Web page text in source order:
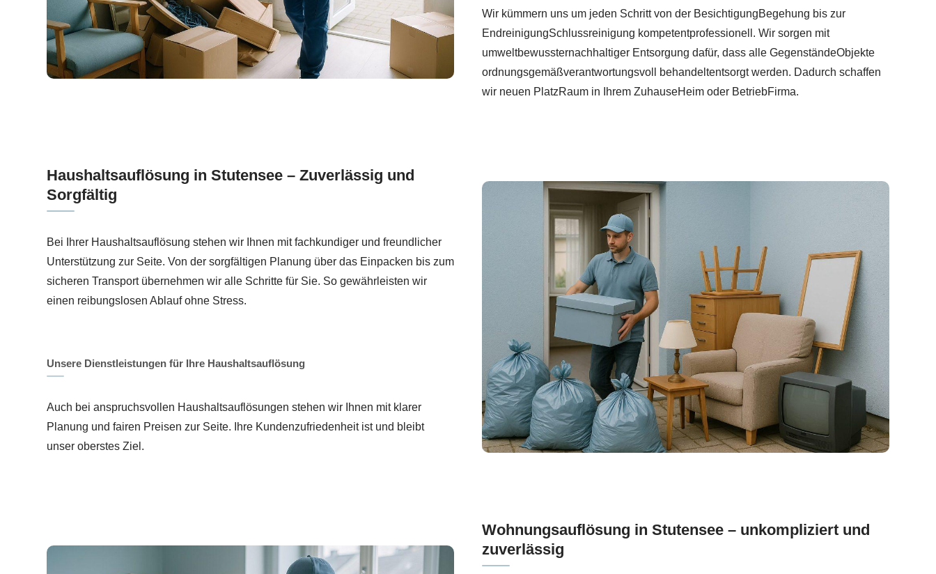
Wir kümmern uns um jeden Schritt von der BesichtigungBegehung bis zur
EndreinigungSchlussreinigung kompetentprofessionell. Wir sorgen mit
umweltbewussternachhaltiger Entsorgung dafür, dass alle GegenständeObjekte
ordnungsgemäßverantwortungsvoll behandeltentsorgt werden. Dadurch schaffen
wir neuen PlatzRaum in Ihrem ZuhauseHeim oder BetriebFirma.
Haushaltsauflösung in Stutensee – Zuverlässig und
Sorgfältig
Bei Ihrer Haushaltsauflösung stehen wir Ihnen mit fachkundiger und freundlicher
Unterstützung zur Seite. Von der sorgfältigen Planung über das Einpacken bis zum
sicheren Transport übernehmen wir alle Schritte für Sie. So gewährleisten wir
einen reibungslosen Ablauf ohne Stress.
Unsere Dienstleistungen für Ihre Haushaltsauflösung
Auch bei anspruchsvollen Haushaltsauflösungen stehen wir Ihnen mit klarer
Planung und fairen Preisen zur Seite. Ihre Kundenzufriedenheit ist und bleibt
unser oberstes Ziel.
Wohnungsauflösung in Stutensee – unkompliziert und
zuverlässig